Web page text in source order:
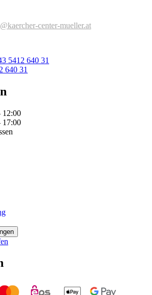
center-mueller.at
5412 640 31
640 31
12:00
17:00